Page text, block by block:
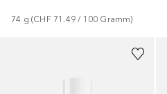
74 g (CHF 71.49 / 100 Gramm)